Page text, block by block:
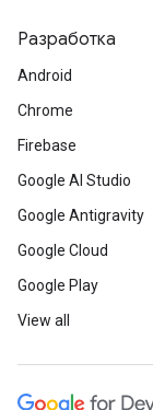
Разработка
Android
Chrome
Firebase
Google AI Studio
Google Antigravity
Google Cloud
Google Play
View all